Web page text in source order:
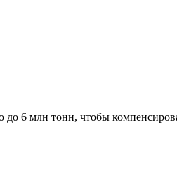
6 млн тонн, чтобы